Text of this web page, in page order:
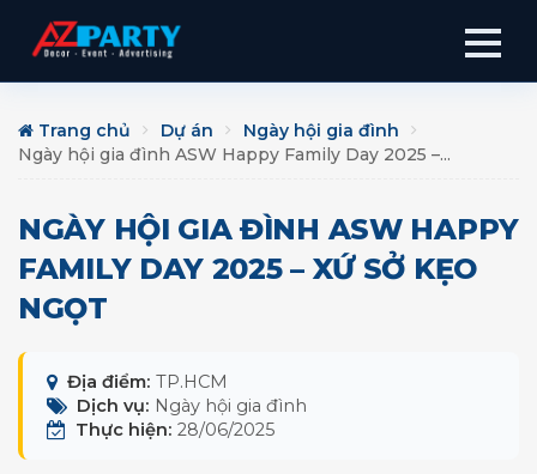
Trang chủ Dự án
Ngày hội gia đình
Ngày hội gia đình ASW Happy Family Day 2025 –...
NGÀY HỘI GIA ĐÌNH ASW HAPPY
FAMILY DAY 2025 – XỨ SỞ KẸO
NGỌT
Địa điểm: TP.HCM
Dịch vụ: Ngày hội gia đình
Thực hiện: 28/06/2025